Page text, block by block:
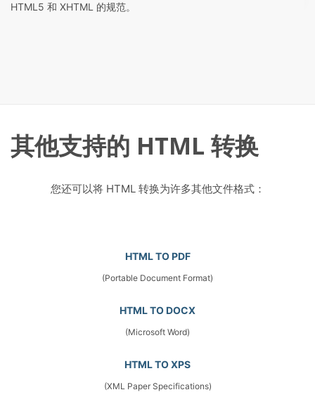
HTML5 和 XHTML 的规范。
其他支持的 HTML 转换
您还可以将 HTML 转换为许多其他文件格式：
HTML TO PDF
(Portable Document Format)
HTML TO DOCX
(Microsoft Word)
HTML TO XPS
(XML Paper Specifications)